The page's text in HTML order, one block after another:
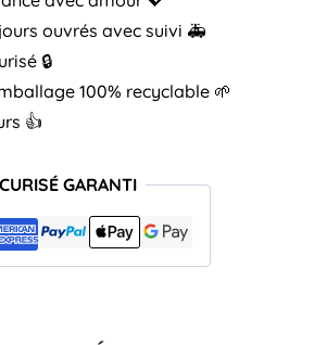
ouvrés avec suivi 🚑
🔒
100% recyclable 🌱
👍
GARANTI